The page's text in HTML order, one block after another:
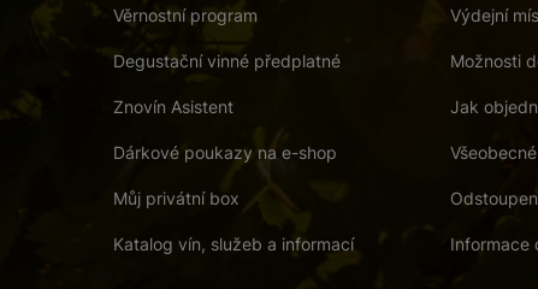
Věrnostní program
Degustační vinné předplatné
Znovín Asistent
Dárkové poukazy na e-shop
Můj privátní box
Katalog vín, služeb a informací
Výdejní
Možnosti
Jak
Informace